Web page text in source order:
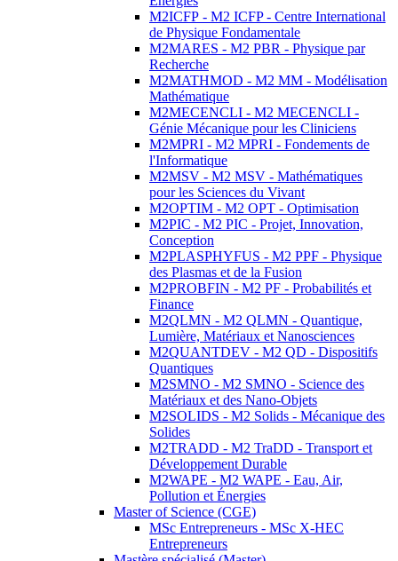
M2ICFP - M2 ICFP - Centre International
de Physique Fondamentale
M2MARES - M2 PBR - Physique par
Recherche
M2MATHMOD - M2 MM - Modélisation
Mathématique
M2MECENCLI - M2 MECENCLI -
Génie Mécanique pour les Cliniciens
M2MPRI - M2 MPRI - Fondements de
l'Informatique
M2MSV - M2 MSV - Mathématiques
pour les Sciences du Vivant
M2OPTIM - M2 OPT - Optimisation
M2PIC - M2 PIC - Projet, Innovation,
Conception
M2PLASPHYFUS - M2 PPF - Physique
des Plasmas et de la Fusion
M2PROBFIN - M2 PF - Probabilités et
Finance
M2QLMN - M2 QLMN - Quantique,
Lumière, Matériaux et Nanosciences
M2QUANTDEV - M2 QD - Dispositifs
Quantiques
M2SMNO - M2 SMNO - Science des
Matériaux et des Nano-Objets
M2SOLIDS - M2 Solids - Mécanique des
Solides
M2TRADD - M2 TraDD - Transport et
Développement Durable
M2WAPE - M2 WAPE - Eau, Air,
Pollution et Énergies
Master of Science (CGE)
MSc Entrepreneurs - MSc X-HEC
Entrepreneurs